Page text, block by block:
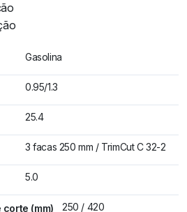
Gasolina
0.95/1.3
25.4
3 facas 250 mm / TrimCut C 32-2
5.0
(mm) 250 / 420